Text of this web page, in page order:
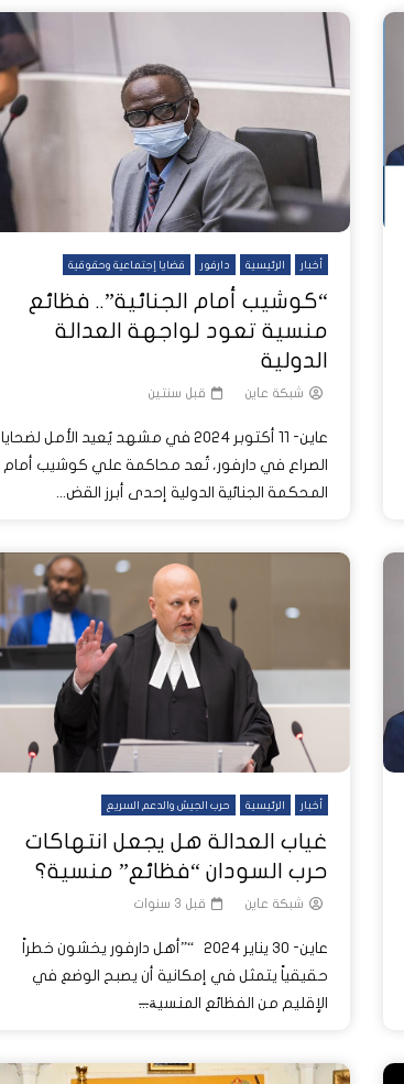
أخبار الرئيسية دارفور قضايا إجتماعية وحقوقية
“كوشيب أمام الجنائية”.. فظائع
منسية تعود لواجهة العدالة
الدولية
شبكة عاين قبل سنتين
عاين- 11 أكتوبر 2024 في مشهد يُعيد الأمل لضحايا
الصراع في دارفور، تُعد محاكمة علي كوشيب أمام
المحكمة الجنائية الدولية إحدى أبرز القض...
أخبار الرئيسية حرب الجيش والدعم السريع
غياب العدالة هل يجعل انتهاكات
حرب السودان “فظائع” منسية؟
شبكة عاين قبل 3 سنوات
عاين- 30 يناير 2024 “”أهل دارفور يخشون خطراً
حقيقياً يتمثل في إمكانية أن يصبح الوضع في
الإقليم من الفظائع المنسية̶...